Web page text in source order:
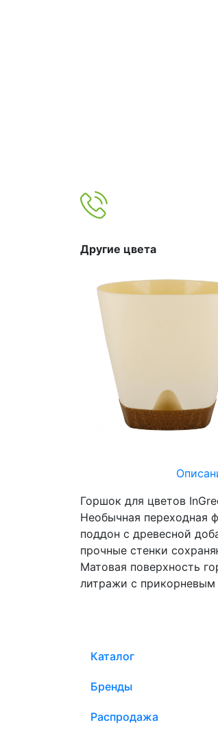
Другие цвета
Горшок для цветов
Необычная переходная
поддон с древесной
прочные стенки
Матовая поверхность
литражи с
Каталог
Бренды
Распродажа